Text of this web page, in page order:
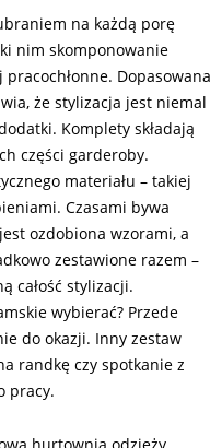
na każdą porę
nim skomponowanie
Dopasowana
że stylizacja jest niemal
Komplety składają
części garderoby.
materiału – takiej
Czasami bywa
ozdobiona wzorami, a
zestawione razem –
całość stylizacji.
wybierać? Przede
do okazji. Inny zestaw
randkę czy spotkanie z
pracy.